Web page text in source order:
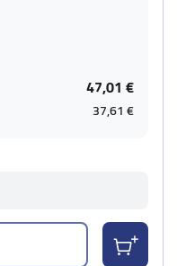
47,01 €
37,61 €